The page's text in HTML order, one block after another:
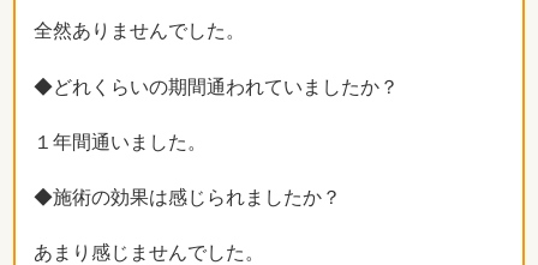
全然ありませんでした。
◆どれくらいの期間通われていましたか？
１年間通いました。
◆施術の効果は感じられましたか？
あまり感じませんでした。